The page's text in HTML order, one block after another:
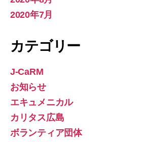
2020年7月
カテゴリー
J-CaRM
お知らせ
エキュメニカル
カリタス広島
ボランティア団体